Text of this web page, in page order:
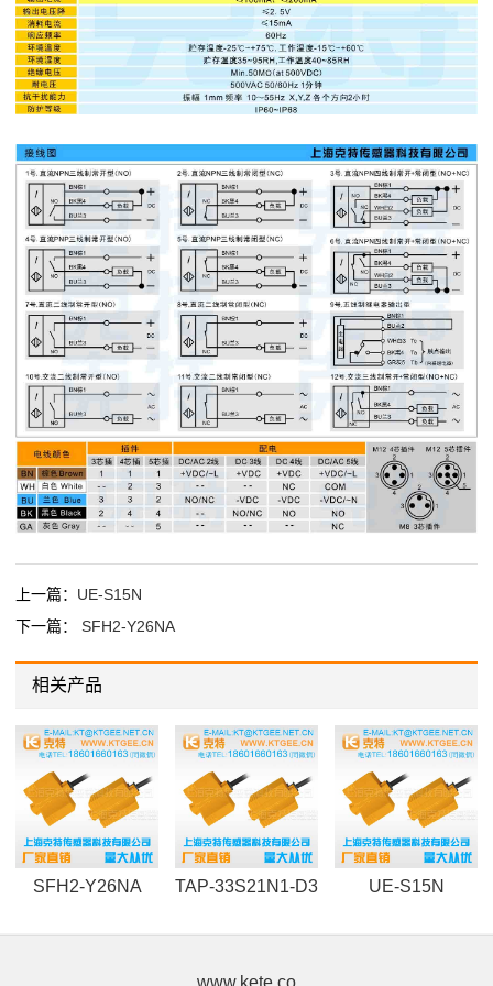
上一篇： UE-S15N
下一篇： SFH2-Y26NA
相关产品
SFH2-Y26NA TAP-33S21N1-D3 UE-S15N
www.kete.co